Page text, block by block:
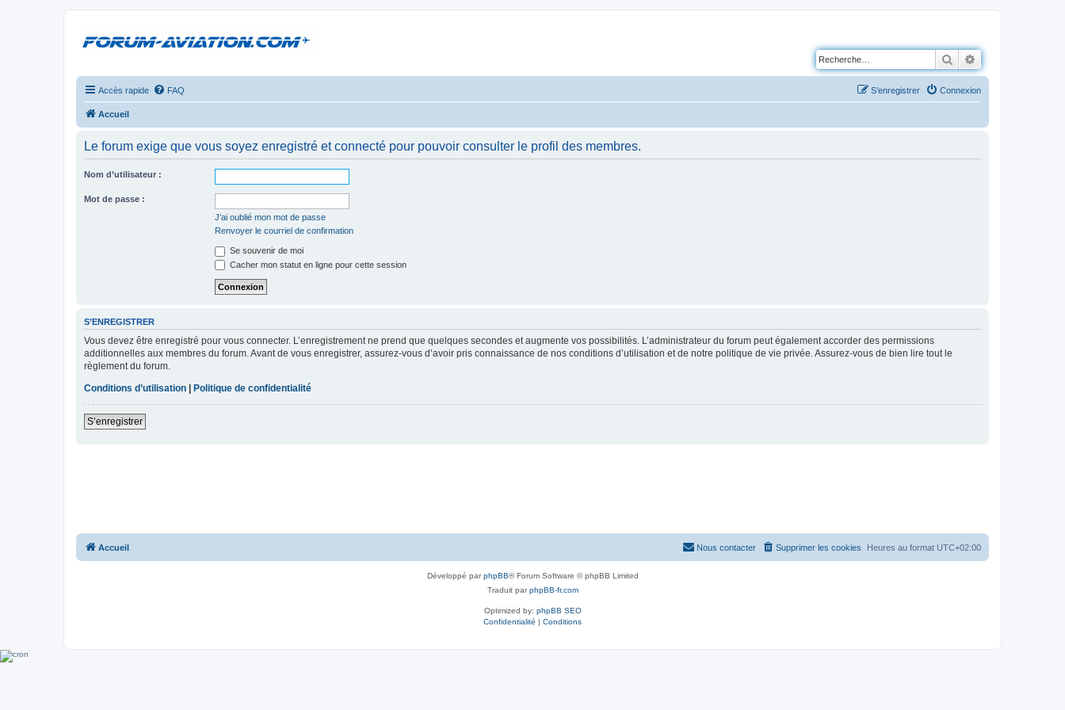
Rechercher
Accès rapide FAQ Connexion
S’enregistrer
Accueil
Le forum exige que vous soyez enregistré et connecté pour pouvoir consulter le profil des membres.
Nom d’utilisateur :
Mot de passe :
J’ai oublié mon mot de passe
Renvoyer le courriel de confirmation
Se souvenir de moi
Cacher mon statut en ligne pour cette session
S’ENREGISTRER
Vous devez être enregistré pour vous connecter. L’enregistrement ne prend que quelques secondes et augmente vos possibilités. L’administrateur du forum peut également accorder des permissions
additionnelles aux membres du forum. Avant de vous enregistrer, assurez-vous d’avoir pris connaissance de nos conditions d’utilisation et de notre politique de vie privée. Assurez-vous de bien lire tout le
règlement du forum.
Conditions d’utilisation | Politique de confidentialité
S’enregistrer
Accueil Heures au format UTC+02:00
Supprimer les cookies
Nous contacter
Développé parphpBB® Forum Software © phpBB Limited
Traduit parphpBB-fr.com
Optimized by: phpBB SEO
Confidentialité | Conditions